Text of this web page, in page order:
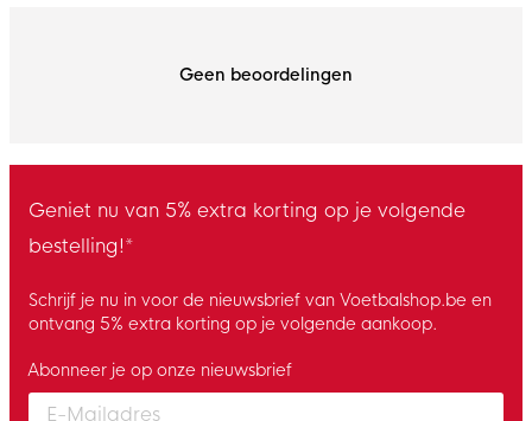
Geen beoordelingen
Geniet nu van 5% extra korting op je volgende
bestelling!*
Schrijf je nu in voor de nieuwsbrief van Voetbalshop.be en
ontvang 5% extra korting op je volgende aankoop.
Enter your email and accept the privacy policy to subscribe to
Abonneer je op onze nieuwsbrief